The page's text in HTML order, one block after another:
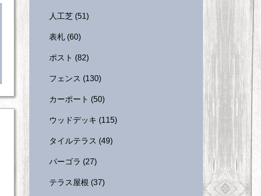
人工芝 (51)
表札 (60)
ポスト (82)
フェンス (130)
カーポート (50)
ウッドデッキ (115)
タイルテラス (49)
パーゴラ (27)
テラス屋根 (37)